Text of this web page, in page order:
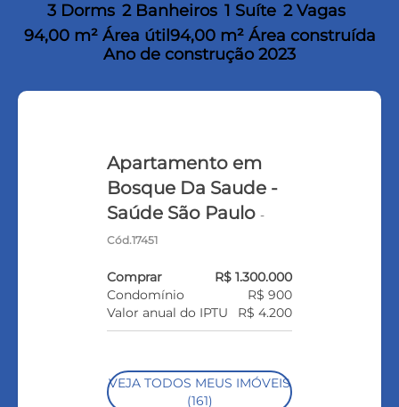
3 Dorms 2 Banheiros 1 Suíte 2 Vagas
94,00 m² Área útil94,00 m² Área construída
Ano de construção 2023
Apartamento em
Bosque Da Saude -
Saúde São Paulo -
Cód.17451
Comprar
R$ 1.300.000
Condomínio
R$ 900
Valor anual do IPTU
R$ 4.200
VEJA TODOS MEUS IMÓVEIS
(161)